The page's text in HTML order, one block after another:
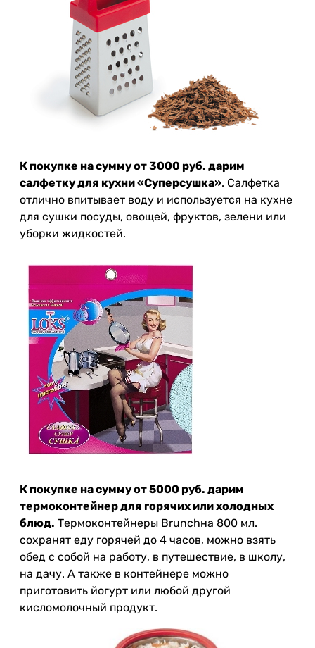
К покупке на сумму от 3000 руб. дарим
салфетку для кухни «Суперсушка». Салфетка
отлично впитывает воду и используется на кухне
для сушки посуды, овощей, фруктов, зелени или
уборки жидкостей.
К покупке на сумму от 5000 руб. дарим
термоконтейнер для горячих или холодных
блюд. Термоконтейнеры Brunchна 800 мл.
сохранят еду горячей до 4 часов, можно взять
обед с собой на работу, в путешествие, в школу,
на дачу. А также в контейнере можно
приготовить йогурт или любой другой
кисломолочный продукт.